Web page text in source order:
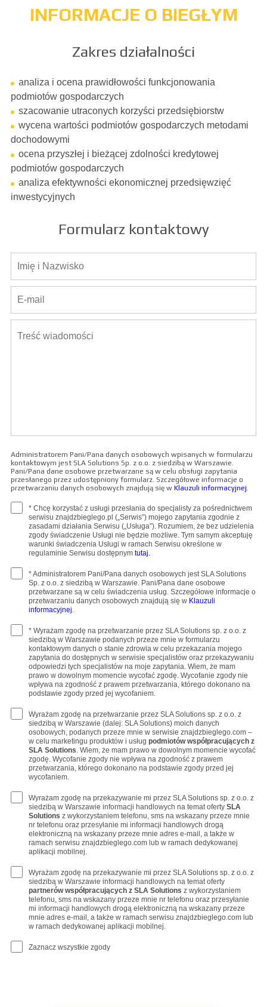
INFORMACJE O BIEGŁYM
Zakres działalności
analiza i ocena prawidłowości funkcjonowania
podmiotów gospodarczych
szacowanie utraconych korzyści przedsiębiorstw
wycena wartości podmiotów gospodarczych metodami
dochodowymi
ocena przyszłej i bieżącej zdolności kredytowej
podmiotów gospodarczych
analiza efektywności ekonomicznej przedsięwzięć
inwestycyjnych
Formularz kontaktowy
Administratorem Pani/Pana danych osobowych wpisanych w formularzu
kontaktowym jest SLA Solutions Sp. z o.o. z siedzibą w Warszawie.
Pani/Pana dane osobowe przetwarzane są w celu obsługi zapytania
przesłanego przez udostępniony formularz. Szczegółowe informacje o
przetwarzaniu danych osobowych znajdują się w Klauzuli informacyjnej.
* Chcę korzystać z usługi przesłania do specjalisty za pośrednictwem
serwisu znajdzbieglego.pl („Serwis”) mojego zapytania zgodnie z
zasadami działania Serwisu („Usługa”). Rozumiem, że bez udzielenia
zgody świadczenie Usługi nie będzie możliwe. Tym samym akceptuję
warunki świadczenia Usługi w ramach Serwisu określone w
regulaminie Serwisu dostępnym tutaj.
* Administratorem Pani/Pana danych osobowych jest SLA Solutions
Sp. z o.o. z siedzibą w Warszawie. Pani/Pana dane osobowe
przetwarzane są w celu świadczenia usług. Szczegółowe informacje o
przetwarzaniu danych osobowych znajdują się w Klauzuli
informacyjnej.
* Wyrażam zgodę na przetwarzanie przez SLA Solutions sp. z o.o. z
siedzibą w Warszawie podanych przeze mnie w formularzu
kontaktowym danych o stanie zdrowia w celu przekazania mojego
zapytania do dostępnych w serwisie specjalistów oraz przekazywaniu
odpowiedzi tych specjalistów na moje zapytania. Wiem, że mam
prawo w dowolnym momencie wycofać zgodę. Wycofanie zgody nie
wpływa na zgodność z prawem przetwarzania, którego dokonano na
podstawie zgody przed jej wycofaniem.
Wyrażam zgodę na przetwarzanie przez SLA Solutions sp. z o.o. z
siedzibą w Warszawie (dalej: SLA Solutions) moich danych
osobowych, podanych przeze mnie w serwisie znajdzbieglego.com –
w celu marketingu produktów i usług podmiotów współpracujących z
SLA Solutions. Wiem, że mam prawo w dowolnym momencie wycofać
zgodę. Wycofanie zgody nie wpływa na zgodność z prawem
przetwarzania, którego dokonano na podstawie zgody przed jej
wycofaniem.
Wyrażam zgodę na przekazywanie mi przez SLA Solutions sp. z o.o. z
siedzibą w Warszawie informacji handlowych na temat oferty SLA
Solutions z wykorzystaniem telefonu, sms na wskazany przeze mnie
nr telefonu oraz przesyłanie mi informacji handlowych drogą
elektroniczną na wskazany przeze mnie adres e-mail, a także w
ramach serwisu znajdzbieglego.com lub w ramach dedykowanej
aplikacji mobilnej.
Wyrażam zgodę na przekazywanie mi przez SLA Solutions sp. z o.o. z
siedzibą w Warszawie informacji handlowych na temat oferty
partnerów współpracujących z SLA Solutions z wykorzystaniem
telefonu, sms na wskazany przeze mnie nr telefonu oraz przesyłanie
mi informacji handlowych drogą elektroniczną na wskazany przeze
mnie adres e-mail, a także w ramach serwisu znajdzbieglego.com lub
w ramach dedykowanej aplikacji mobilnej.
Zaznacz wszystkie zgody